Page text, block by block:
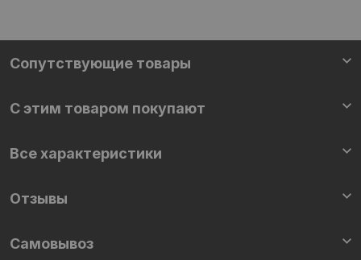
Сопутствующие товары
С этим товаром покупают
Все характеристики
Отзывы
Самовывоз